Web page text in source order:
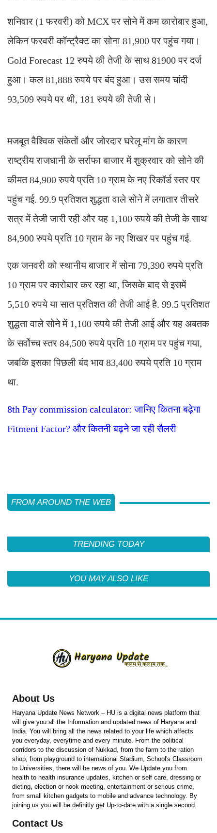
शनिवार (1 फरवरी) को MCX पर सोने में कम कारोबार हुआ,
लेकिन फरवरी कॉन्ट्रैक्ट का सोना 81,900 पर पहुंच गया।
Gold Forecast 12 रुपये की तेजी के साथ 81900 पर दर्ज
हुआ। कल 81,888 रुपये पर बंद हुआ। उस समय चांदी
93,509 रुपये पर थी, 181 रुपये की तेजी से।
मजबूत वैश्विक संकेतों और जोरदार घरेलू मांग के कारण
राष्ट्रीय राजधानी के सर्राफा बाजार में शुक्रवार को सोने की
कीमत 84,900 रुपये प्रति 10 ग्राम के नए रिकॉर्ड स्तर पर
पहुंच गई. 99.9 प्रतिशत शुद्धता वाले सोने में लगातार तीसरे
सत्र में तेजी जारी रही और यह 1,100 रुपये की तेजी के साथ
84,900 रुपये प्रति 10 ग्राम के नए शिखर पर पहुंच गई.
एक जनवरी को स्थानीय बाजार में सोना 79,390 रुपये प्रति
10 ग्राम पर कारोबार कर रहा था, जिसके बाद से इसमें
5,510 रुपये या सात प्रतिशत की तेजी आई है. 99.5 प्रतिशत
शुद्धता वाले सोने में 1,100 रुपये की तेजी आई और यह अबतक
के सर्वोच्च स्तर 84,500 रुपये प्रति 10 ग्राम पर पहुंच गया,
जबकि इसका पिछली बंद भाव 83,400 रुपये प्रति 10 ग्राम
था.
8th Pay commission calculator: जानिए कितना बढ़ेगा
Fitment Factor? और कितनी बढ़ने जा रही सैलरी
FROM AROUND THE WEB
TRENDING TODAY
YOU MAY ALSO LIKE
About Us
Haryana Update News Network – HU is a digital news platform that
will give you all the Information and updated news of Haryana and
India. You will bring all the news related to your life which affects
you everyday, everytime and every minute. From the political
corridors to the discussion of Nukkad, from the farm to the ration
shop, from playground to international Stadium, School's Classroom
to Universities, there will be news of you. We Update you from
health to health insurance updates, kitchen or self care, dressing or
dieting, election or nook meeting, entertainment or serious crime,
from small kitchen gadgets to mobile and advance technology. By
joining us you will be definitly get Up-to-date with a single second.
Contact Us